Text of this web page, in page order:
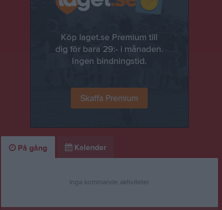
På gång Kalender
Inga kommande aktiviteter